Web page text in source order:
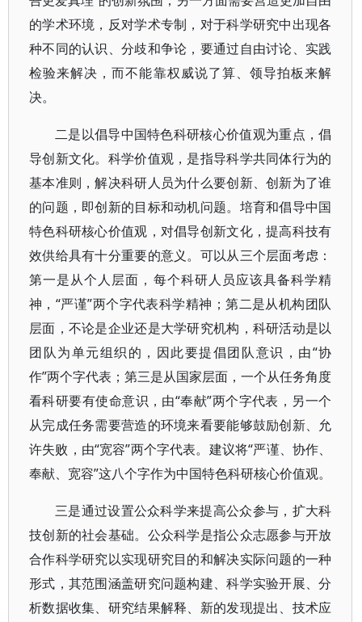
的学术环境，反对学术专制，对于科学研究中出现各
种不同的认识、分歧和争论，要通过自由讨论、实践
检验来解决，而不能靠权威说了算、领导拍板来解
决。
二是以倡导中国特色科研核心价值观为重点，倡
导创新文化。科学价值观，是指导科学共同体行为的
基本准则，解决科研人员为什么要创新、创新为了谁
的问题，即创新的目标和动机问题。培育和倡导中国
特色科研核心价值观，对倡导创新文化，提高科技有
效供给具有十分重要的意义。可以从三个层面考虑：
第一是从个人层面，每个科研人员应该具备科学精
神，“严谨”两个字代表科学精神；第二是从机构团队
层面，不论是企业还是大学研究机构，科研活动是以
团队为单元组织的，因此要提倡团队意识，由“协
作”两个字代表；第三是从国家层面，一个从任务角度
看科研要有使命意识，由“奉献”两个字代表，另一个
从完成任务需要营造的环境来看要能够鼓励创新、允
许失败，由“宽容”两个字代表。建议将“严谨、协作、
奉献、宽容”这八个字作为中国特色科研核心价值观。
三是通过设置公众科学来提高公众参与，扩大科
技创新的社会基础。公众科学是指公众志愿参与开放
合作科学研究以实现研究目的和解决实际问题的一种
形式，其范围涵盖研究问题构建、科学实验开展、分
析数据收集、研究结果解释、新的发现提出、技术应